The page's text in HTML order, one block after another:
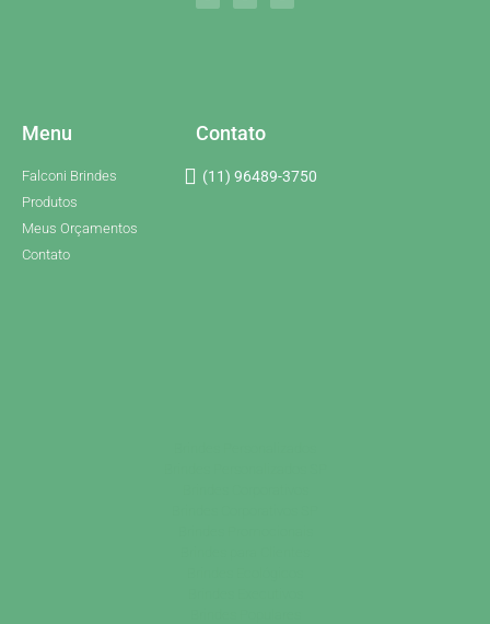
Menu
Falconi Brindes
Produtos
Meus Orçamentos
Contato
Contato
(11) 96489-3750